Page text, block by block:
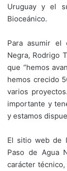
Uruguay y el
Bioceánico.
Para asumir el
Negra, Rodrigo
que “hemos
hemos crecido
varios
importante y
y estamos
El sitio web de
Paso de Agua
carácter